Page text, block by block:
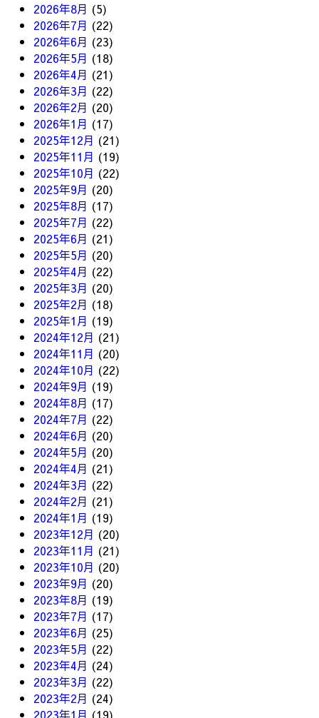
2026年8月 (5)
2026年7月 (22)
2026年6月 (23)
2026年5月 (18)
2026年4月 (21)
2026年3月 (22)
2026年2月 (20)
2026年1月 (17)
2025年12月 (21)
2025年11月 (19)
2025年10月 (22)
2025年9月 (20)
2025年8月 (17)
2025年7月 (22)
2025年6月 (21)
2025年5月 (20)
2025年4月 (22)
2025年3月 (20)
2025年2月 (18)
2025年1月 (19)
2024年12月 (21)
2024年11月 (20)
2024年10月 (22)
2024年9月 (19)
2024年8月 (17)
2024年7月 (22)
2024年6月 (20)
2024年5月 (20)
2024年4月 (21)
2024年3月 (22)
2024年2月 (21)
2024年1月 (19)
2023年12月 (20)
2023年11月 (21)
2023年10月 (20)
2023年9月 (20)
2023年8月 (19)
2023年7月 (17)
2023年6月 (25)
2023年5月 (22)
2023年4月 (24)
2023年3月 (22)
2023年2月 (24)
2023年1月 (19)